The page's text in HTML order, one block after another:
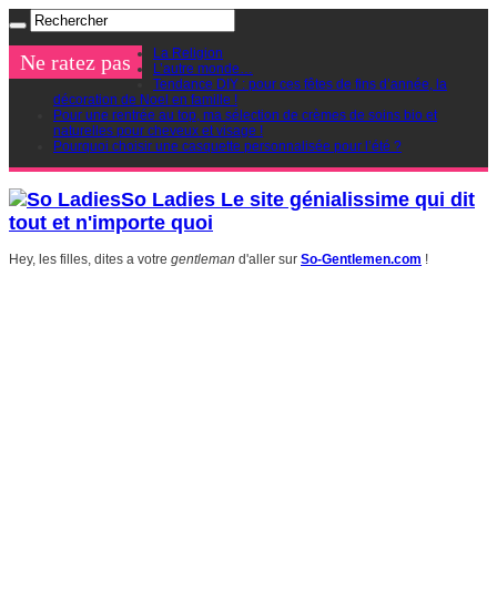
Ne ratez pas
La Religion
L’autre monde…
Tendance DIY : pour ces fêtes de fins d’année, la
décoration de Noel en famille !
Pour une rentrée au top, ma sélection de crèmes de soins bio et
naturelles pour cheveux et visage !
Pourquoi choisir une casquette personnalisée pour l’été ?
So Ladies Le site génialissime qui dit
tout et n'importe quoi
Hey, les filles, dites a votre gentleman d'aller sur So-Gentlemen.com !